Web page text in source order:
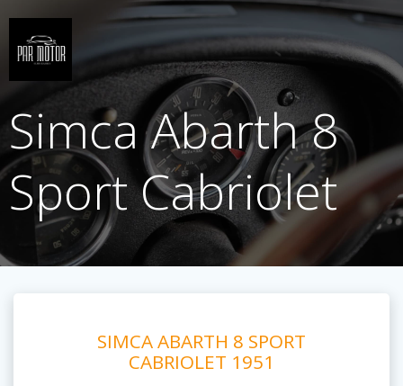
Saltar
al
contenido
Simca Abarth 8
Sport Cabriolet
SIMCA ABARTH 8 SPORT
CABRIOLET 1951